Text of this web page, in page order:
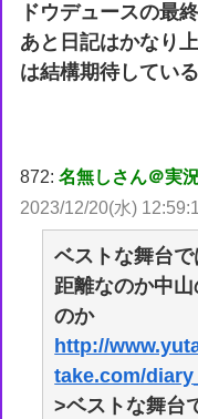
ドウデュースの最
あと日記はかなり
は結構期待してい
872:名無しさん＠実
2023/12/20(水)
ベストな舞台
距離なのか中
のか
http://
take.com/
>ベストな舞台